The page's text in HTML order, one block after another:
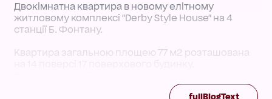
Двокімнатна квартира в новому елітному
житловому комплексі "Derby Style House" на 4
станції Б. Фонтану.
Квартира загальною площею 77 м2 розташована
Простора кухня-вітальня з панорамним
fullBlogText